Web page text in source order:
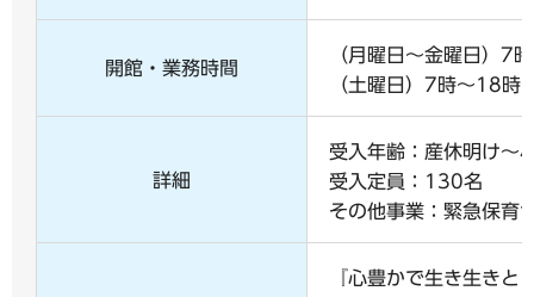
開館・業務時間
（月曜日～金曜日）7
（土曜日）7時～18時
詳細
受入年齢：産休明け～
受入定員：130名
その他事業：緊急保育
『心豊かで生き生きと